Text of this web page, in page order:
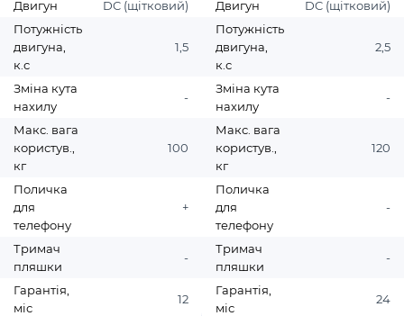
Двигун
DC (щітковий)
Потужність
двигуна,
к.с
1,5
Зміна кута
нахилу
-
Макс. вага
користув.,
кг
100
Поличка
для
телефону
+
Тримач
пляшки
-
Гарантія,
міс
12
Двигун
DC (щітковий)
Потужність
двигуна,
к.с
2,5
Зміна кута
нахилу
-
Макс. вага
користув.,
кг
120
Поличка
для
телефону
-
Тримач
пляшки
-
Гарантія,
міс
24